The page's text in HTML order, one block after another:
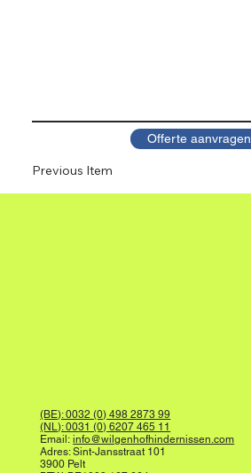
Previous Item
Offerte aanvragen
(BE): 0032 (0) 498 2873 99
(NL): 0031 (0) 6207 465 11
Email:info@wilgenhofhindernissen.com
Adres: Sint-Jansstraat 101
3900 Pelt